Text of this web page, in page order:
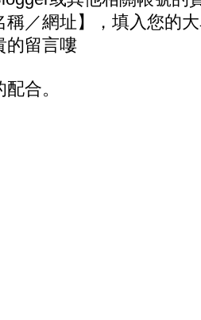
稱／網址】，填入您的
的留言嘍
合。